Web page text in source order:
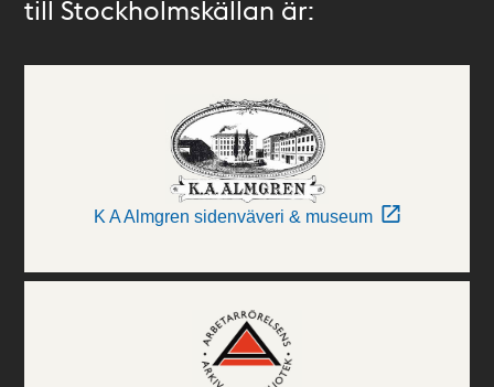
till Stockholmskällan är:
K A Almgren sidenväveri & museum